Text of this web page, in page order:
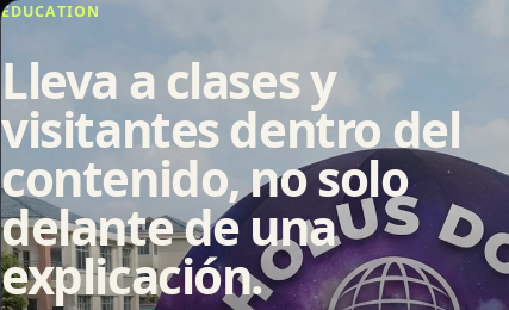
EDUCATION
Lleva a clases y
visitantes dentro del
contenido, no solo
delante de una
explicación.